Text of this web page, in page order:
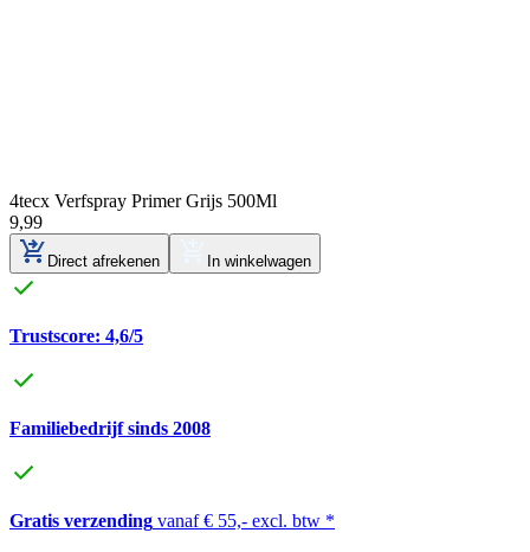
4tecx Verfspray Primer Grijs 500Ml
9,99
Direct afrekenen In winkelwagen
Trustscore: 4,6/5
Familiebedrijf sinds 2008
Gratis verzending vanaf € 55,- excl. btw *